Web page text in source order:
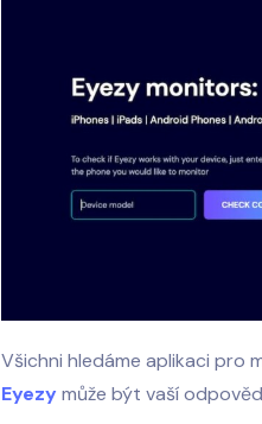
Všichni hledáme aplikaci pro
Eyezy může být vaší